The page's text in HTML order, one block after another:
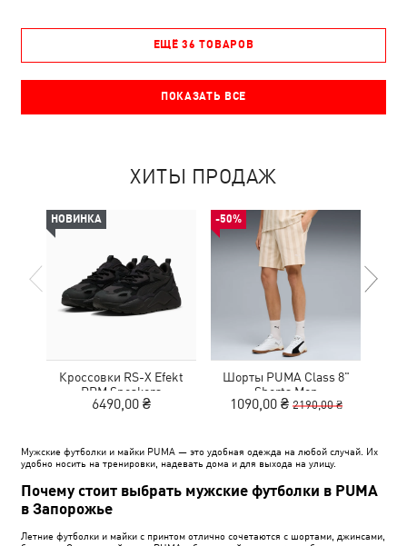
ЕЩЁ 36 ТОВАРОВ
ПОКАЗАТЬ ВСЕ
ХИТЫ ПРОДАЖ
НОВИНКА
Кроссовки RS-X Efekt
PRM Sneakers
6490,00 ₴
-50%
Шорты PUMA Class 8"
Shorts Men
1090,00 ₴ 2190,00 ₴
Мужские футболки и майки PUMA — это удобная одежда на любой случай. Их
удобно носить на тренировки, надевать дома и для выхода на улицу.
Почему стоит выбрать мужские футболки в PUMA
в Запорожье
Летние футболки и майки с принтом отлично сочетаются с шортами, джинсами,